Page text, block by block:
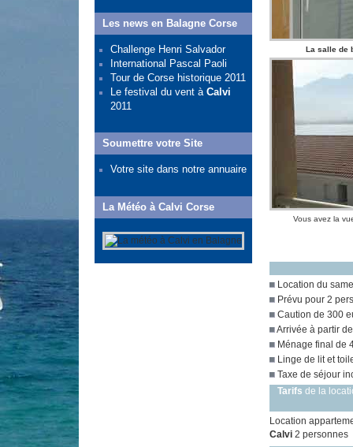
La salle de
Vous avez la
Location du
Prévu pour 2
Caution de 300
Arrivée à partir
Ménage final de
Linge de lit et
Taxe de séjour
Tarifs de la
Location
Calvi 2 personnes
Les news en Balagne Corse
Challenge Henri Salvador
International Pascal Paoli
Tour de Corse historique 2011
Le festival du vent à Calvi
2011
Soumettre votre Site
Votre site dans notre annuaire
La Météo à Calvi Corse